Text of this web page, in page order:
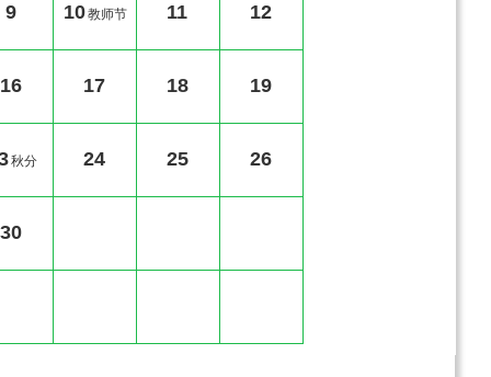
9 10教师节 11 12
16 17 18 19
秋分 24 25 26
30